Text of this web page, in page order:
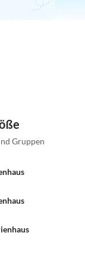
Gruppen